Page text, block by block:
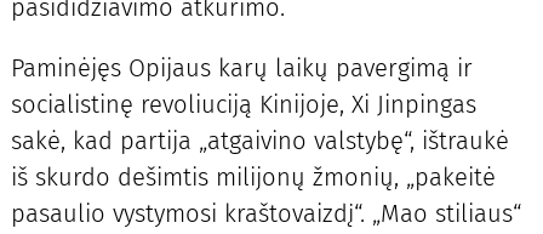
pasididžiavimo atkūrimo.
Paminėjęs Opijaus karų laikų pavergimą ir
socialistinę revoliuciją Kinijoje, Xi Jinpingas
sakė, kad partija „atgaivino valstybę“, ištraukė
iš skurdo dešimtis milijonų žmonių, „pakeitė
pasaulio vystymosi kraštovaizdį“. „Mao stiliaus“